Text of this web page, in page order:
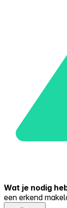
Wat je nodig
een erkend